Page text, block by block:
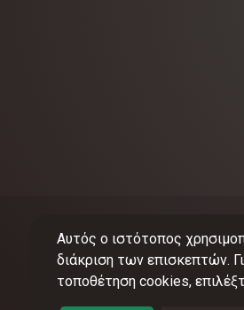
Αυτός ο ιστότοπος
διάκριση των επισκεπτών.
τοποθέτηση cookies,